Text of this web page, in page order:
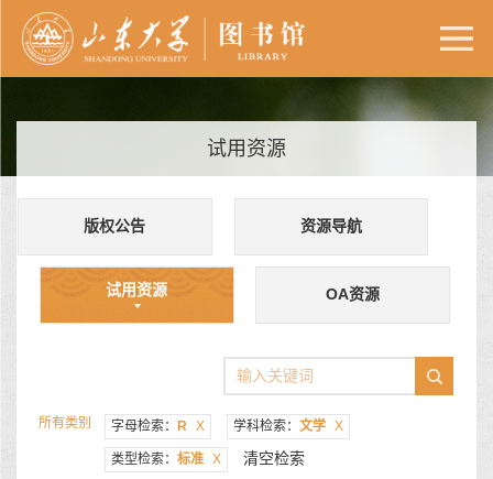
试用资源
版权公告 资源导航
试用资源 OA资源
所有类别 字母检索： R X 学科检索： 文学 X
类型检索： 标准 X 清空检索